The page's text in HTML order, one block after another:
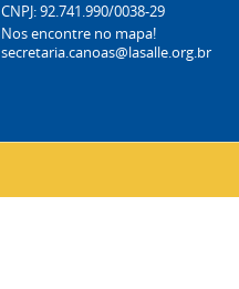
CNPJ: 92.741.990/0038-29
Nos encontre no mapa!
secretaria.canoas@lasalle.org.br